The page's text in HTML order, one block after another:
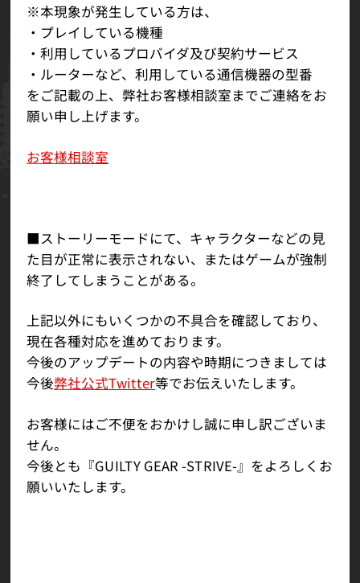
※本現象が発生している方は、
・プレイしている機種
・利用しているプロバイダ及び契約サービス
・ルーターなど、利用している通信機器の型番
をご記載の上、弊社お客様相談室までご連絡をお
願い申し上げます。
お客様相談室
■ストーリーモードにて、キャラクターなどの見
た目が正常に表示されない、またはゲームが強制
終了してしまうことがある。
上記以外にもいくつかの不具合を確認しており、
現在各種対応を進めております。
今後のアップデートの内容や時期につきましては
今後弊社公式Twitter等でお伝えいたします。
お客様にはご不便をおかけし誠に申し訳ございま
せん。
今後とも『GUILTY GEAR -STRIVE-』をよろしくお
願いいたします。